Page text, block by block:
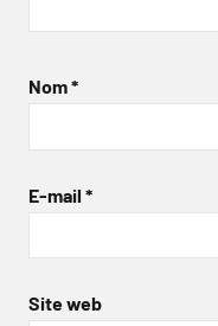
Nom*
E-mail *
Site web